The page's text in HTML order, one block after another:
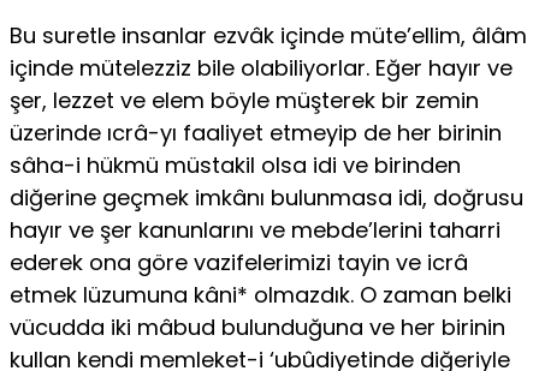
Bu suretle insanlar ezvâk için­de müte’ellim, âlâm
içinde mütelezziz bile olabiliyorlar. Eğer hayır ve
şer, lezzet ve elem böyle müşterek bir zemin
üzerinde ıcrâ-yı faaliyet etmeyip de her birinin
sâha-i hükmü müstakil olsa idi ve birinden
diğerine geçmek imkânı bulunmasa idi, doğrusu
hayır ve şer kanunlarını ve mebde’lerini taharri
ederek ona göre vazifelerimizi tayin ve icrâ
etmek lüzumuna kâni* olmazdık. O zaman belki
vücudda iki mâbud bulunduğuna ve her birinin
kullan kendi memleket-i ‘ubûdiyetinde diğeriyle